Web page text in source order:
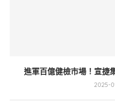
進軍百億健檢市場！宣
2025-